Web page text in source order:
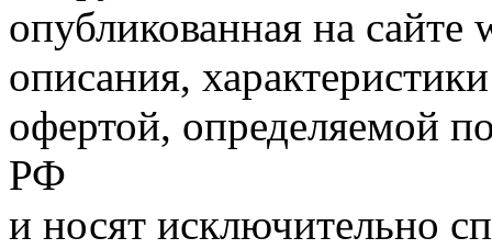
опубликованная на
описания,
офертой, определяемой
РФ
и носят исключительно